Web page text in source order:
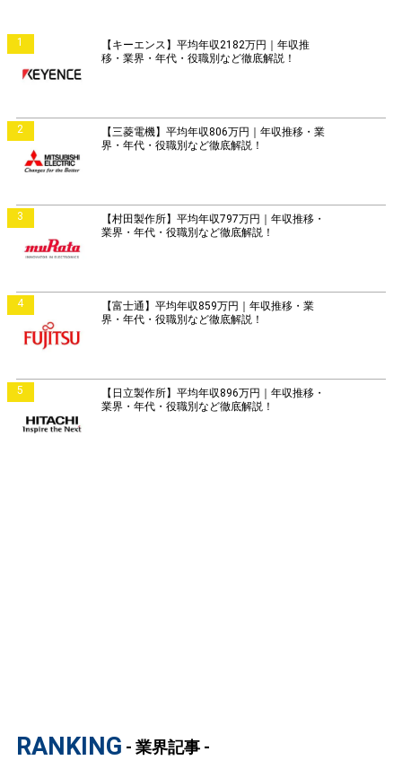
1
【キーエンス】平均年収2182万円｜年収推
移・業界・年代・役職別など徹底解説！
2
【三菱電機】平均年収806万円｜年収推移・業
界・年代・役職別など徹底解説！
3
【村田製作所】平均年収797万円｜年収推移・
業界・年代・役職別など徹底解説！
4
【富士通】平均年収859万円｜年収推移・業
界・年代・役職別など徹底解説！
5
【日立製作所】平均年収896万円｜年収推移・
業界・年代・役職別など徹底解説！
RANKING - 業界記事 -